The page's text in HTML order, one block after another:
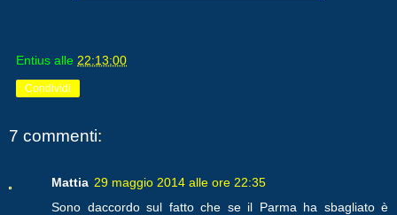
Entius alle 22:13:00
Condividi
7 commenti:
Mattia 29 maggio 2014 alle ore 22:35
Sono daccordo sul fatto che se il Parma ha sbagliato è